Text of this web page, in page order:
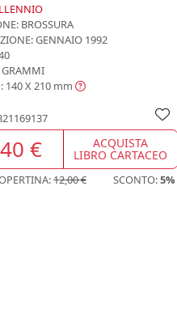
BROSSURA
GENNAIO 1992
GRAMMI
140 X 210 mm
€ ACQUISTA
LIBRO CARTACEO
12,00 € SCONTO:5%